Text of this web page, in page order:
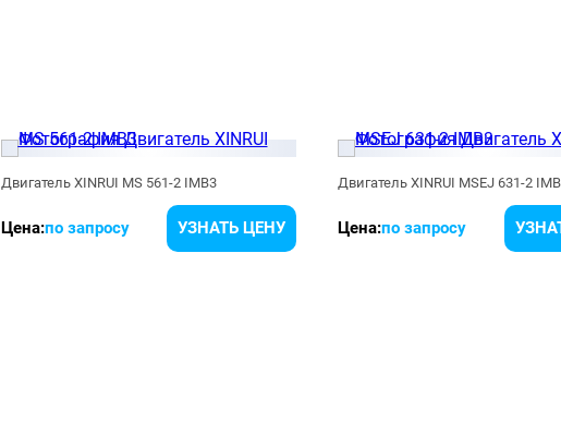
Двигатель XINRUI MS 561-2 IMB3
Цена:по запросу УЗНАТЬ ЦЕНУ
Двигатель XINRUI MSEJ 631-2
Цена:по запросу